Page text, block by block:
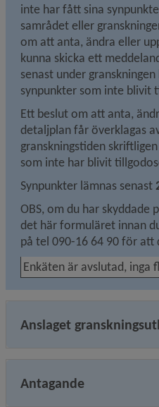
inte har fått sina
samrådet eller
om att anta, ändra eller
kunna skicka ett
senast under
synpunkter som inte blivit
Ett beslut om att anta,
detaljplan får överklagas
granskningstiden
som inte har blivit
Synpunkter lämnas senast
OBS, om du har skyddade
det här formuläret innan
på tel 090-16 64 90 för att
Enkäten är avslutad, inga
Anslaget
Antagande